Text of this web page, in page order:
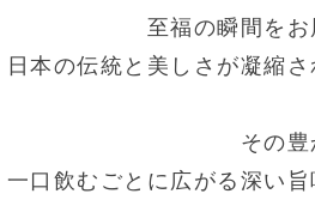
至福の瞬間を
日本の伝統と美しさが凝縮
その
一口飲むごとに広がる深い